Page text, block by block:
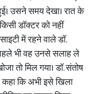
उसने समय देखा। रात के
डॉक्टर को नहीं
में रहने वाले डॉ.
भी वह उनसे सलाह ले
तो मिल गया। डॉ. संतोष
कहा कि अभी इसे खिला